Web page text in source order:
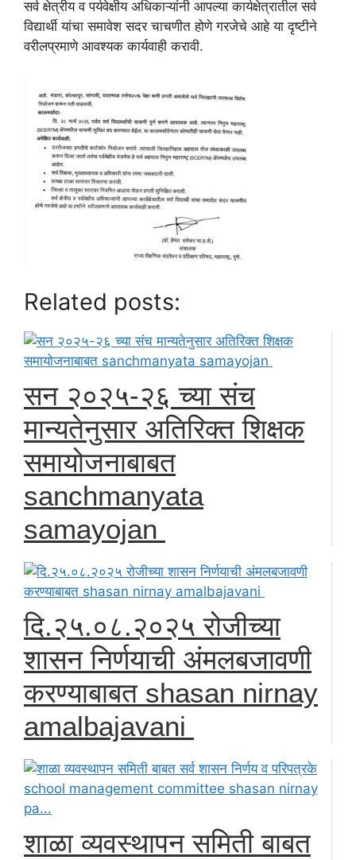
सर्व क्षेत्रीय व पर्यवेक्षीय अधिकाऱ्यांनी आपल्या कार्यक्षेत्रातील सर्व
विद्यार्थी यांचा समावेश सदर चाचणीत होणे गरजेचे आहे या दृष्टीने
वरीलप्रमाणे आवश्यक कार्यवाही करावी.
Related posts:
सन २०२५-२६ च्या संच
मान्यतेनुसार अतिरिक्त शिक्षक
समायोजनाबाबत
sanchmanyata
samayojan
दि.२५.०८.२०२५ रोजीच्या
शासन निर्णयाची अंमलबजावणी
करण्याबाबत shasan nirnay
amalbajavani
शाळा व्यवस्थापन समिती बाबत